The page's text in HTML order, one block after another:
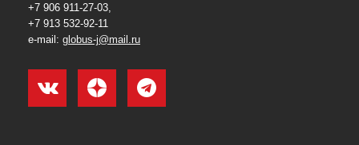
+7 906 911-27-03,
+7 913 532-92-11
e-mail: globus-j@mail.ru